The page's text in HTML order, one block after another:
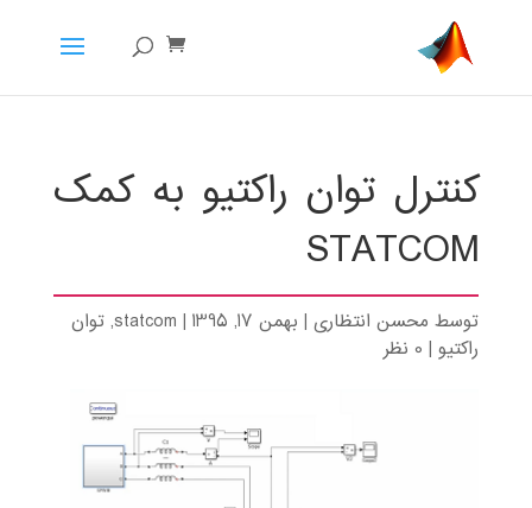
کنترل توان راکتیو به کمک
STATCOM
توسط محسن انتظاری| بهمن 17, 1395 |
statcom
,توان
راکتیو| 0 نظر